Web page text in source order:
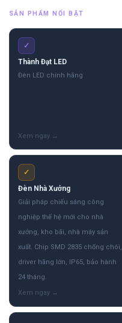
SẢN PHẨM NỔI BẬT
✓
Thành Đạt LED
Đèn LED chính hãng
✓
Đèn Nhà Xưởng
Giải pháp chiếu sáng công
nghiệp thế hệ mới cho nhà
xưởng, kho bãi, nhà máy sản
xuất. Chip SMD 2835 chống chói,
driver hãng lớn, IP65, bảo hành
24 tháng.